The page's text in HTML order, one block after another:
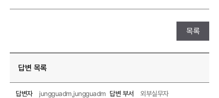
목록
답변 목록
답변자 jungguadm,jungguadm 답변 부서 외부실무자